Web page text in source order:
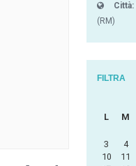
Città:
(RM)
FILTRA
L
M
3
4
10
11